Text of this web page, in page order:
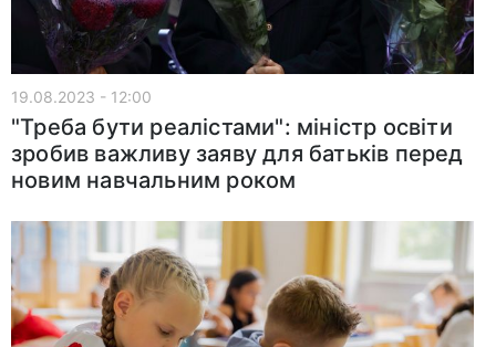
19.08.2023 - 12:00
"Треба бути реалістами": міністр освіти
зробив важливу заяву для батьків перед
новим навчальним роком